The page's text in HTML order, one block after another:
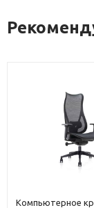
Компьютерное